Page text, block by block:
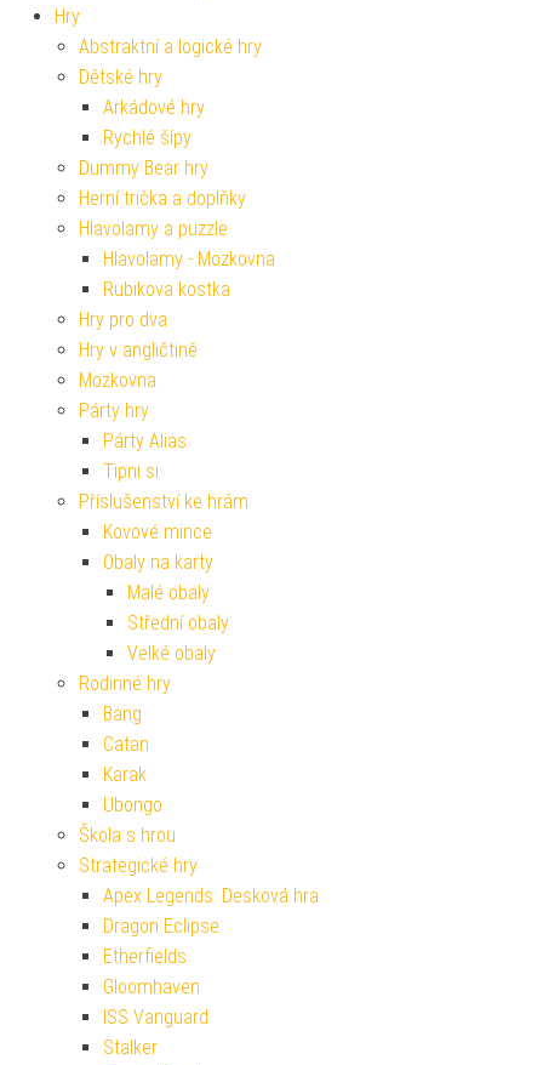
Hry
Abstraktní a logické hry
Dětské hry
Arkádové hry
Rychlé šípy
Dummy Bear hry
Herní trička a doplňky
Hlavolamy a puzzle
Hlavolamy - Mozkovna
Rubikova kostka
Hry pro dva
Hry v angličtině
Mozkovna
Párty hry
Párty Alias
Tipni si
Příslušenství ke hrám
Kovové mince
Obaly na karty
Malé obaly
Střední obaly
Velké obaly
Rodinné hry
Bang
Catan
Karak
Ubongo
Škola s hrou
Strategické hry
Apex Legends: Desková hra
Dragon Eclipse
Etherfields
Gloomhaven
ISS Vanguard
Stalker